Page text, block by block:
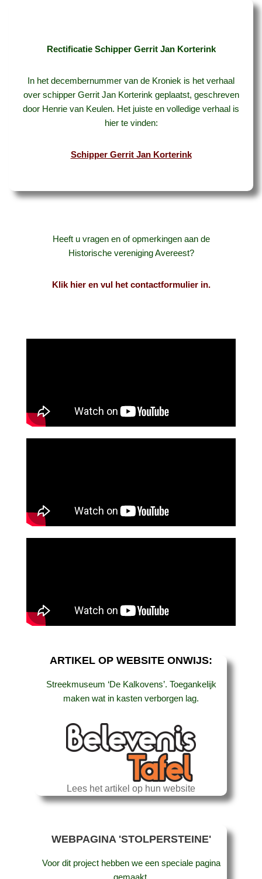
Rectificatie Schipper Gerrit Jan Korterink
In het decembernummer van de Kroniek is het verhaal
over schipper Gerrit Jan Korterink geplaatst, geschreven
door Henrie van Keulen. Het juiste en volledige verhaal is
hier te vinden:
Schipper Gerrit Jan Korterink
Heeft u vragen en of opmerkingen aan de
Historische vereniging Avereest?
Klik hier en vul het contactformulier in.
ARTIKEL OP WEBSITE ONWIJS:
Streekmuseum ‘De Kalkovens’. Toegankelijk
maken wat in kasten verborgen lag.
Lees het artikel op hun website
WEBPAGINA 'STOLPERSTEINE'
Voor dit project hebben we een speciale pagina